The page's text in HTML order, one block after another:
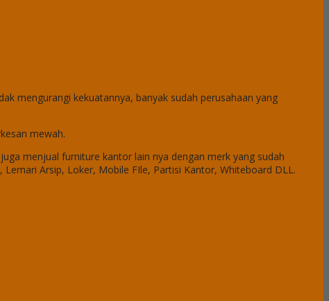
mengurangi kekuatannya, banyak sudah perusahaan yang
mewah.
menjual furniture kantor lain nya dengan merk yang sudah
Arsip, Loker, Mobile FIle, Partisi Kantor, Whiteboard DLL.